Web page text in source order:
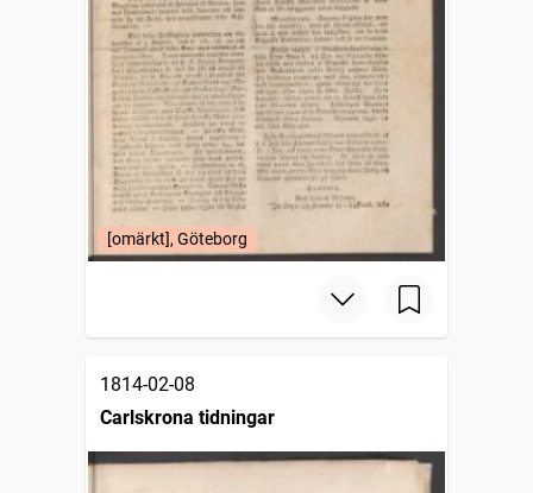
[omärkt], Göteborg
1814-02-08
Carlskrona tidningar